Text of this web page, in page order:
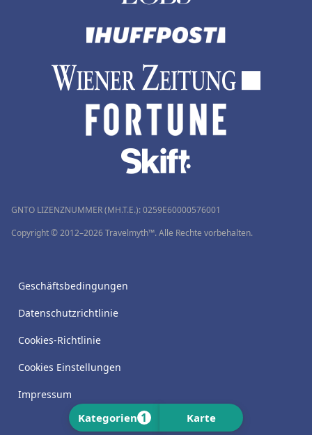
Kategorien 1 Karte
GNTO LIZENZNUMMER (MH.T.E.): 0259Ε60000576001
Copyright © 2012–2026 Travelmyth™. Alle Rechte vorbehalten.
Geschäftsbedingungen
Datenschutzrichtlinie
Cookies-Richtlinie
Cookies Einstellungen
Impressum